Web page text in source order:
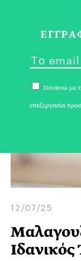
12/07/25
Συναινώ με
επεξεργασία